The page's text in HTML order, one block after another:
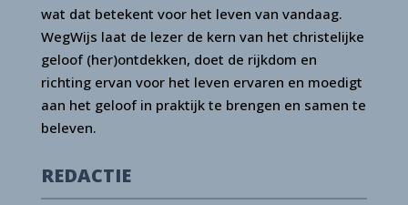
wat dat betekent voor het leven van vandaag.
WegWijs laat de lezer de kern van het christelijke
geloof (her)ontdekken, doet de rijkdom en
richting ervan voor het leven ervaren en moedigt
aan het geloof in praktijk te brengen en samen te
beleven.
REDACTIE